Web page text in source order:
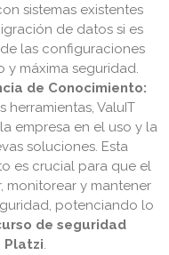
sistemas existentes
de datos si es
las configuraciones
y máxima seguridad.
de Conocimiento:
herramientas, ValuIT
empresa en el uso y la
soluciones. Esta
es crucial para que el
monitorear y mantener
potenciando lo
de seguridad
Platzi.